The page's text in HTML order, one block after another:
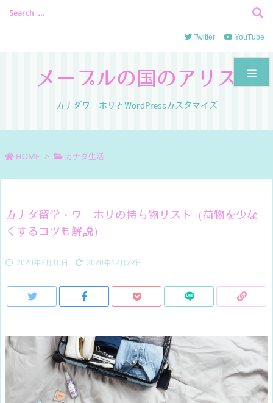
メープルの国のアリス
カナダワーホリとWordPressカスタマイズ
Twitter YouTube
HOME > カナダ生活
カナダ留学・ワーホリの持ち物リスト（荷物を少な
くするコツも解説）
2020年3月10日 2020年12月22日